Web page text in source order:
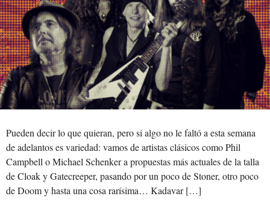
Pueden decir lo que quieran, pero si algo no le faltó a esta semana
de adelantos es variedad: vamos de artistas clásicos como Phil
Campbell o Michael Schenker a propuestas más actuales de la talla
de Cloak y Gatecreeper, pasando por un poco de Stoner, otro poco
de Doom y hasta una cosa rarísima… Kadavar […]